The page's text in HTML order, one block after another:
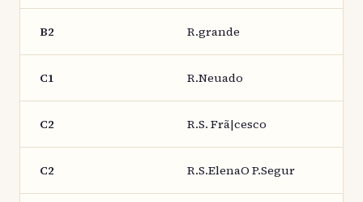
B2 R.grande
C1 R.Neuado
C2 R.S. Frã|cesco
C2 R.S.ElenaO P.Segur